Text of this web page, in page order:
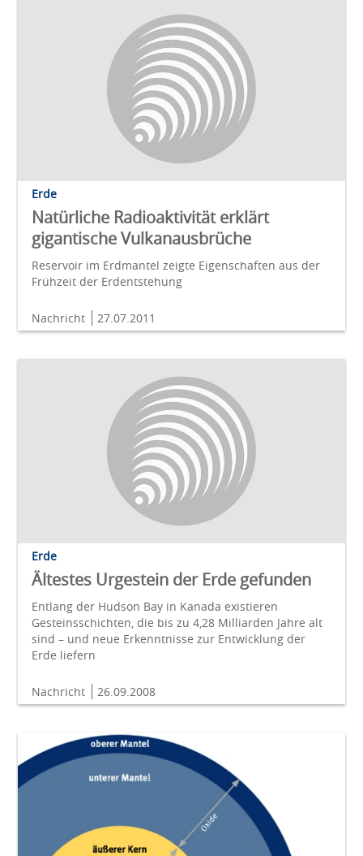
Erde
Natürliche Radioaktivität erklärt
gigantische Vulkanausbrüche
Reservoir im Erdmantel zeigte Eigenschaften aus der
Frühzeit der Erdentstehung
Nachricht 27.07.2011
Erde
Ältestes Urgestein der Erde gefunden
Entlang der Hudson Bay in Kanada existieren
Gesteinsschichten, die bis zu 4,28 Milliarden Jahre alt
sind – und neue Erkenntnisse zur Entwicklung der
Erde liefern
Nachricht 26.09.2008